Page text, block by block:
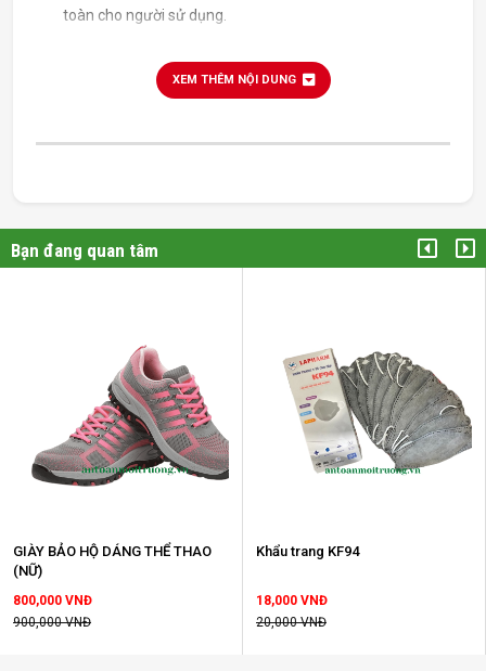
toàn cho người sử dụng.
rộng rãi trong công nghiệp, y tế,hoặc trong quá trình hàn,
mài, cắt kim loại.
3. Qui cách:
XEM THÊM NỘI DUNG
Bạn đang quan tâm
GIÀY BẢO HỘ DÁNG THỂ THAO
(NỮ)
800,000 VNĐ
900,000 VNĐ
Khẩu trang KF94
18,000 VNĐ
20,000 VNĐ